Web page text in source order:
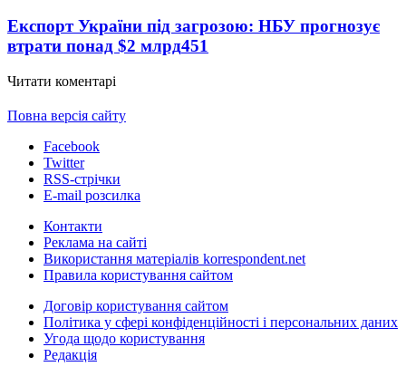
Експорт України під загрозою: НБУ прогнозує
втрати понад $2 млрд451
Читати коментарі
Повна версія сайту
Facebook
Twitter
RSS-стрічки
E-mail розсилка
Контакти
Реклама на сайті
Використання матеріалів korrespondent.net
Правила користування сайтом
Договір користування сайтом
Політика у сфері конфіденційності і персональних даних
Угода щодо користування
Редакція